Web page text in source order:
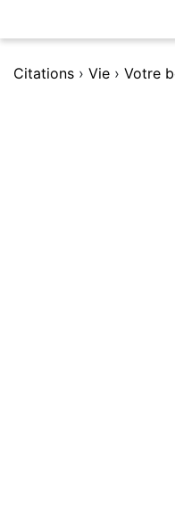
Citations › Vie ›